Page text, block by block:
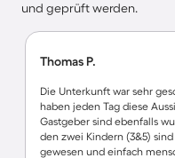
und geprüft werden.
Thomas P.
Die Unterkunft war sehr
haben jeden Tag diese
Gastgeber sind ebenfalls
den zwei Kindern (3&5)
gewesen und einfach